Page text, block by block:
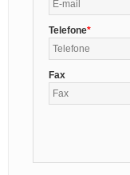
Telefone
Fax